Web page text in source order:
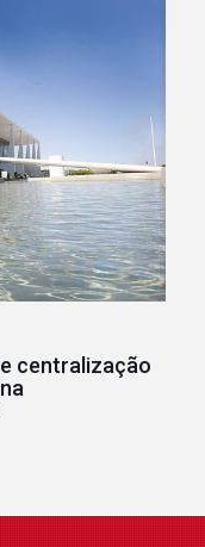
centralização